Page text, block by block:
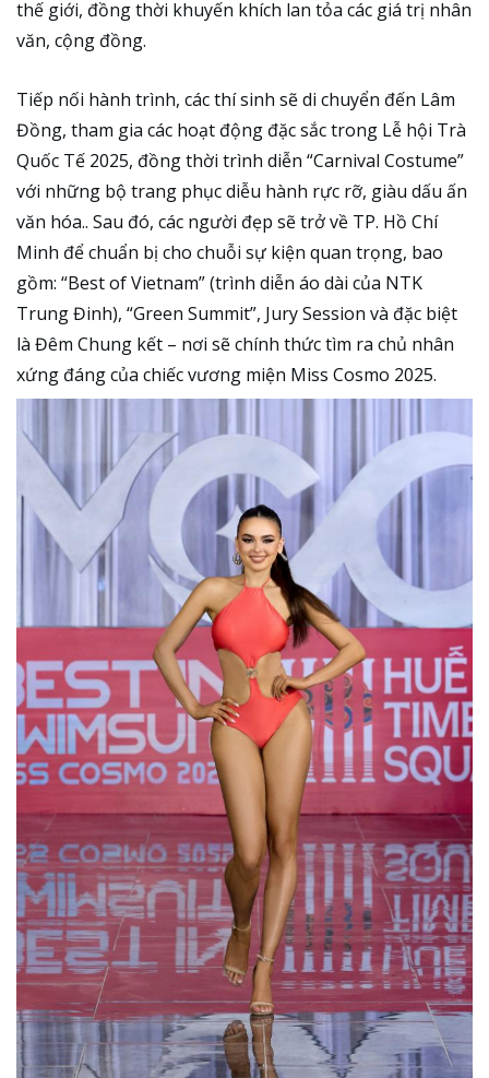
thế giới, đồng thời khuyến khích lan tỏa các giá trị nhân
văn, cộng đồng.
Tiếp nối hành trình, các thí sinh sẽ di chuyển đến Lâm
Đồng, tham gia các hoạt động đặc sắc trong Lễ hội Trà
Quốc Tế 2025, đồng thời trình diễn “Carnival Costume”
với những bộ trang phục diễu hành rực rỡ, giàu dấu ấn
văn hóa.. Sau đó, các người đẹp sẽ trở về TP. Hồ Chí
Minh để chuẩn bị cho chuỗi sự kiện quan trọng, bao
gồm: “Best of Vietnam” (trình diễn áo dài của NTK
Trung Đinh), “Green Summit”, Jury Session và đặc biệt
là Đêm Chung kết – nơi sẽ chính thức tìm ra chủ nhân
xứng đáng của chiếc vương miện Miss Cosmo 2025.